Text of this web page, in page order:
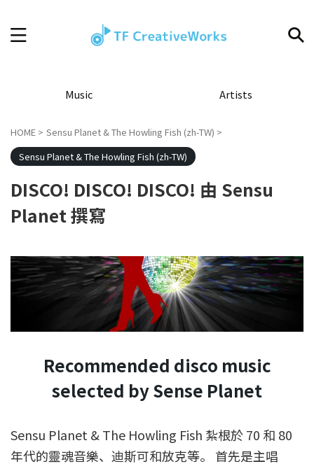
Music Artists
HOME > Sensu Planet & The Howling Fish (zh-TW) >
Sensu Planet & The Howling Fish (zh-TW)
DISCO! DISCO! DISCO! 由 Sensu
Planet 撰寫
Recommended disco music
selected by Sense Planet
Sensu Planet & The Howling Fish 紮根於 70 和 80
年代的靈魂音樂、迪斯可和放克等。 首先是主唱